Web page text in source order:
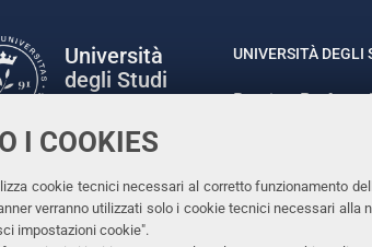
I COOKIES
cookie tecnici necessari al corretto funzionamento
verranno utilizzati solo i cookie tecnici necessari
impostazioni cookie".
Università
degli Studi
LinkedinInstagram
Youtube
UNIVERSITÀ DEGLI
Rettrice: